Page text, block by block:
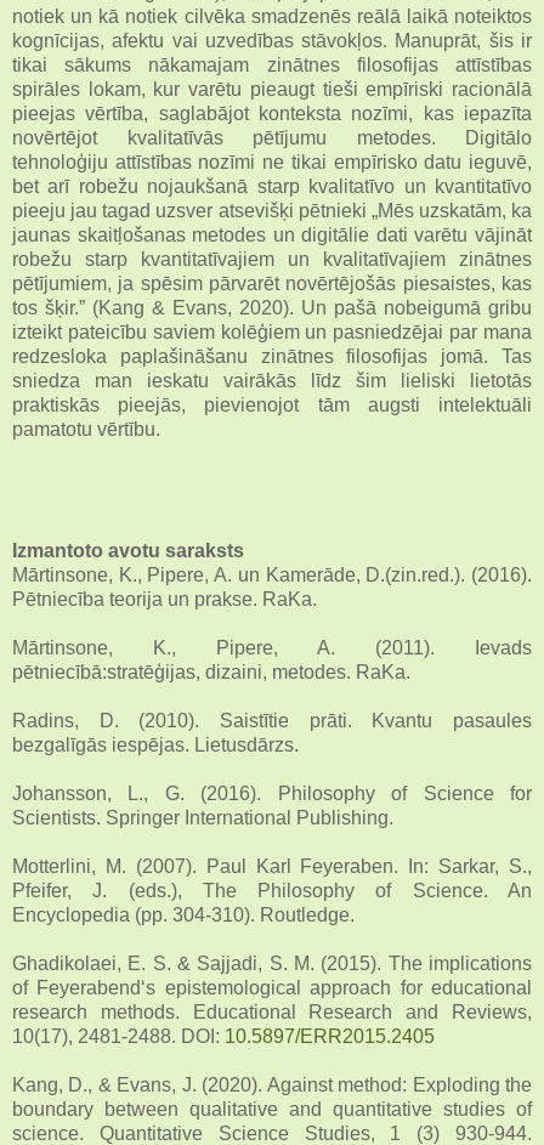
notiek un kā notiek cilvēka smadzenēs reālā laikā noteiktos
kognīcijas, afektu vai uzvedības stāvokļos. Manuprāt, šis ir
tikai sākums nākamajam zinātnes filosofijas attīstības
spirāles lokam, kur varētu pieaugt tieši empīriski racionālā
pieejas vērtība, saglabājot konteksta nozīmi, kas iepazīta
novērtējot kvalitatīvās pētījumu metodes. Digitālo
tehnoloģiju attīstības nozīmi ne tikai empīrisko datu ieguvē,
bet arī robežu nojaukšanā starp kvalitatīvo un kvantitatīvo
pieeju jau tagad uzsver atsevišķi pētnieki „Mēs uzskatām, ka
jaunas skaitļošanas metodes un digitālie dati varētu vājināt
robežu starp kvantitatīvajiem un kvalitatīvajiem zinātnes
pētījumiem, ja spēsim pārvarēt novērtējošās piesaistes, kas
tos šķir.” (Kang & Evans, 2020). Un pašā nobeigumā gribu
izteikt pateicību saviem kolēģiem un pasniedzējai par mana
redzesloka paplašināšanu zinātnes filosofijas jomā. Tas
sniedza man ieskatu vairākās līdz šim lieliski lietotās
praktiskās pieejās, pievienojot tām augsti intelektuāli
pamatotu vērtību.
Izmantoto avotu saraksts
Mārtinsone, K., Pipere, A. un Kamerāde, D.(zin.red.). (2016).
Pētniecība teorija un prakse. RaKa.
Mārtinsone, K., Pipere, A. (2011). Ievads
pētniecībā:stratēģijas, dizaini, metodes. RaKa.
Radins, D. (2010). Saistītie prāti. Kvantu pasaules
bezgalīgās iespējas. Lietusdārzs.
Johansson, L., G. (2016). Philosophy of Science for
Scientists. Springer International Publishing.
Motterlini, M. (2007). Paul Karl Feyeraben. In: Sarkar, S.,
Pfeifer, J. (eds.), The Philosophy of Science. An
Encyclopedia (pp. 304-310). Routledge.
Ghadikolaei, E. S. & Sajjadi, S. M. (2015). The implications
of Feyerabend‘s epistemological approach for educational
research methods. Educational Research and Reviews,
10(17), 2481-2488. DOI: 10.5897/ERR2015.2405
Kang, D., & Evans, J. (2020). Against method: Exploding the
boundary between qualitative and quantitative studies of
science. Quantitative Science Studies, 1 (3) 930-944.